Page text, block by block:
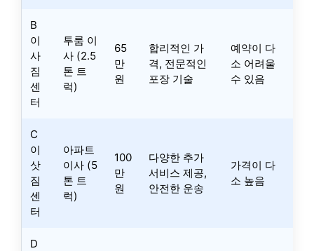
B
이
사
짐
센
터
투룸 이
사 (2.5
톤 트
럭)
65
만
원
합리적인 가
격, 전문적인
포장 기술
예약이 다
소 어려울
수 있음
C
이
삿
짐
센
터
아파트
이사 (5
톤 트
럭)
100
만
원
다양한 추가
서비스 제공,
안전한 운송
가격이 다
소 높음
D